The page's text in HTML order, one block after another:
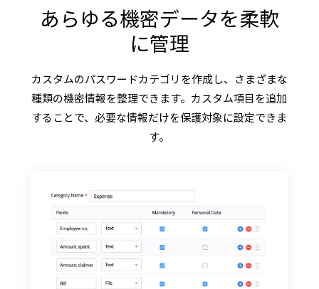
あらゆる機密データを柔軟
に管理
カスタムのパスワードカテゴリを作成し、さまざまな
種類の機密情報を整理できます。カスタム項目を追加
することで、必要な情報だけを保護対象に設定できま
す。